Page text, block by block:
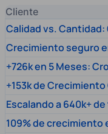
Cliente
Calidad vs.
Crecimiento seguro
+726k en 5 Meses:
+153k de
Escalando a 640k+
109% de crecimiento